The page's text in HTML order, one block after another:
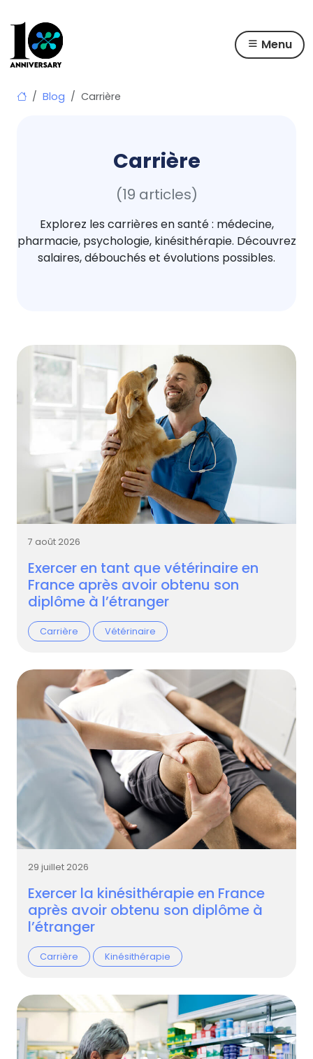
Skip
Menu
Blog Carrière
Carrière
(19 articles)
Explorez les carrières en santé : médecine,
pharmacie, psychologie, kinésithérapie. Découvrez
salaires, débouchés et évolutions possibles.
7 août 2026
Exercer en tant que vétérinaire en
France après avoir obtenu son
diplôme à l’étranger
Carrière Vétérinaire
29 juillet 2026
Exercer la kinésithérapie en France
après avoir obtenu son diplôme à
l’étranger
Carrière Kinésithérapie